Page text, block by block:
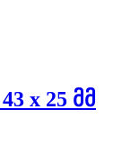
x 25 მმ